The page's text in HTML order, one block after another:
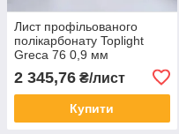
Лист профільованого
полікарбонату Toplight
Greca 76 0,9 мм
1040x3000 мм
2 345,76 ₴/лист
Купити